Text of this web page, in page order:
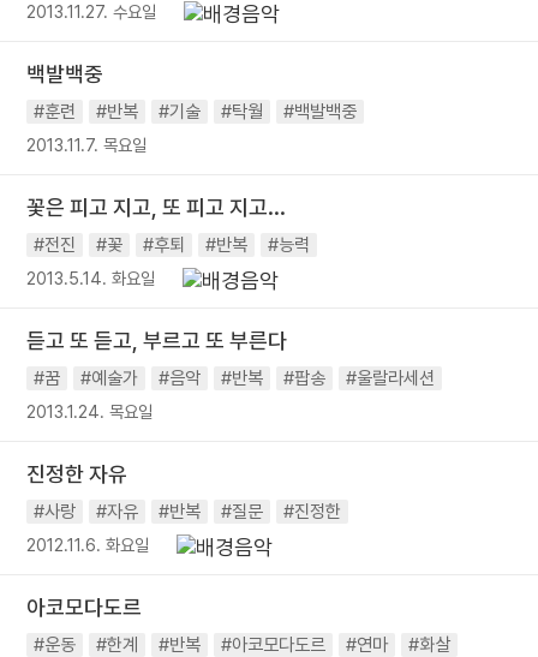
2013.11.27. 수요일
백발백중
#훈련 #반복 #기술 #탁월 #백발백중
2013.11.7. 목요일
꽃은 피고 지고, 또 피고 지고...
#전진 #꽃 #후퇴 #반복 #능력
2013.5.14. 화요일
듣고 또 듣고, 부르고 또 부른다
#꿈 #예술가 #음악 #반복 #팝송 #울랄라세션
2013.1.24. 목요일
진정한 자유
#사랑 #자유 #반복 #질문 #진정한
2012.11.6. 화요일
아코모다도르
#운동 #한계 #반복 #아코모다도르 #연마 #화살